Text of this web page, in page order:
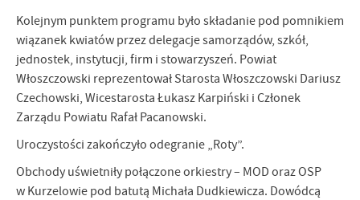
Kolejnym punktem programu było składanie pod pomnikiem
wiązanek kwiatów przez delegacje samorządów, szkół,
jednostek, instytucji, firm i stowarzyszeń. Powiat
Włoszczowski reprezentował Starosta Włoszczowski Dariusz
Czechowski, Wicestarosta Łukasz Karpiński i Członek
Zarządu Powiatu Rafał Pacanowski.
Uroczystości zakończyło odegranie „Roty”.
Obchody uświetniły połączone orkiestry – MOD oraz OSP
w Kurzelowie pod batutą Michała Dudkiewicza. Dowódcą
analityczne pliki cookies gwarantuje dostępność wszystkich
funkcjonalności.
informacje i aktualności na stronach naszych partnerów.
Promocyjne pliki cookies służą do prezentowania Ci naszych
komunikatów na podstawie analizy Twoich upodobań oraz Twoich
zwyczajów dotyczących przeglądanej witryny internetowej. Treści
promocyjne mogą pojawić się na stronach podmiotów trzecich lub
firm będących naszymi partnerami oraz innych dostawców usług.
Firmy te działają w charakterze pośredników prezentujących nasze
treści w postaci wiadomości, ofert, komunikatów mediów
Więcej